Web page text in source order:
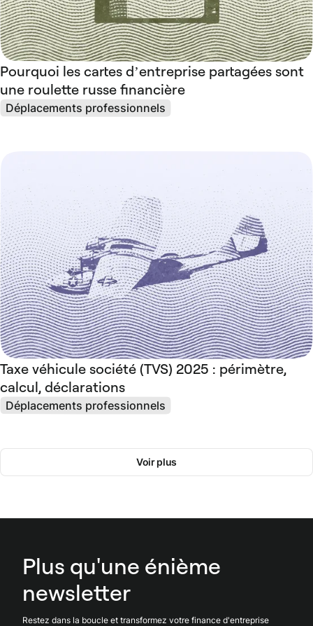
Pourquoi les cartes d’entreprise partagées sont
une roulette russe financière
Déplacements professionnels
Taxe véhicule société (TVS) 2025 : périmètre,
calcul, déclarations
Déplacements professionnels
Voir plus
Plus qu'une énième
newsletter
Restez dans la boucle et transformez votre finance d'entreprise